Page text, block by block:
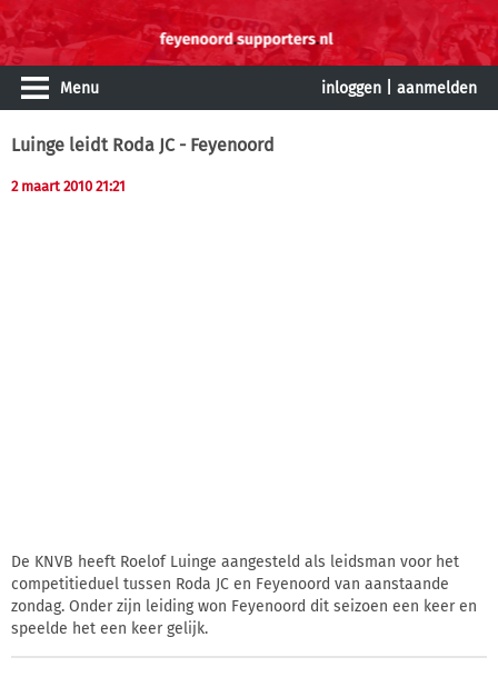
Menu inloggen aanmelden
Luinge leidt Roda JC - Feyenoord
2 maart 2010 21:21
De KNVB heeft Roelof Luinge aangesteld als leidsman voor het
competitieduel tussen Roda JC en Feyenoord van aanstaande
zondag. Onder zijn leiding won Feyenoord dit seizoen een keer en
speelde het een keer gelijk.